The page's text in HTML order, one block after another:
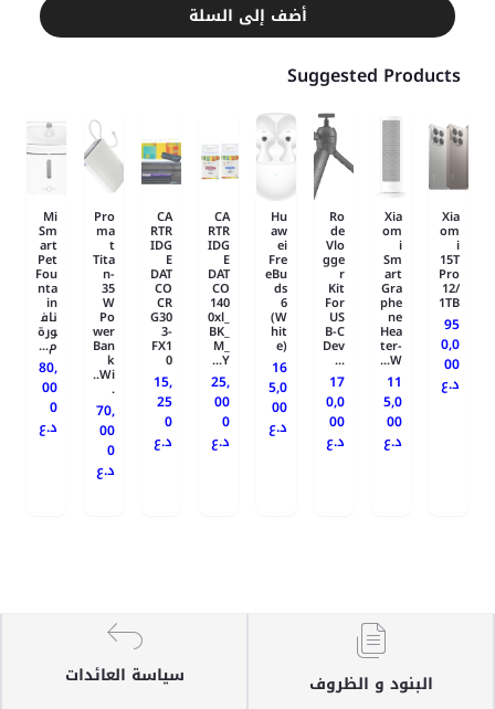
أضف إلى السلة
Suggested Products
Xia
om
i
15T
Pro
12/
1TB
95
0,0
00
د.ع
Xia
om
i
Sm
art
Gra
phe
ne
Hea
ter-
W...
11
5,0
00
د.ع
Ro
de
Vlo
gge
r
Kit
For
US
B-C
Dev
...
17
0,0
00
د.ع
Hu
aw
ei
Fre
eBu
ds
6
(W
hit
e)
16
5,0
00
د.ع
CA
RTR
IDG
E
DAT
CO
140
0xl_
BK_
M_
Y...
25,
00
0
د.ع
CA
RTR
IDG
E
DAT
CO
CR
G30
3-
FX1
0
15,
25
0
د.ع
Pro
ma
t
Tita
n-
35
W
Po
wer
Ban
k
Wi..
.
70,
00
0
د.ع
Mi
Sm
art
Pet
Fou
nta
in
ناف
ورة
م...
80,
00
0
د.ع
البنود و الظروف سياسة العائدات